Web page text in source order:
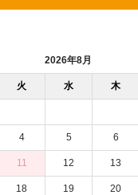
2026年8月
火 水 木
4 5 6
11 12 13
18 19 20